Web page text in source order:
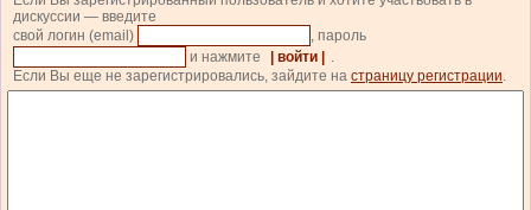
дискуссии — введите
свой логин (email)
, пароль
и нажмите
| войти |
.
Если Вы еще не зарегистрировались, зайдите на страницу регистрации.